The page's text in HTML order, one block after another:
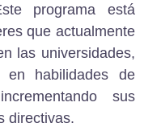
programa está
que actualmente
las universidades,
habilidades de
sus
directivas.